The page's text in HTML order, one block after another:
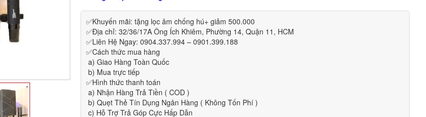
✅Khuyến mãi: tặng lọc âm chống hú+ giảm 500.000
✅Địa chỉ: 32/36/17A Ông Ích Khiêm, Phường 14, Quận 11, HCM
✅Liên Hệ Ngay: 0904.337.994 – 0901.399.188
✅Cách thức mua hàng
a) Giao Hàng Toàn Quốc
b) Mua trực tiếp
✅Hình thức thanh toán
a) Nhận Hàng Trả Tiền ( COD )
b) Quẹt Thẻ Tín Dụng Ngân Hàng ( Không Tốn Phí )
c) Hỗ Trợ Trả Góp Cực Hấp Dẫn